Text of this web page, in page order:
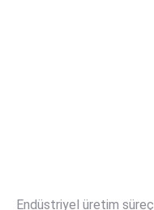
Endüstriyel üretim